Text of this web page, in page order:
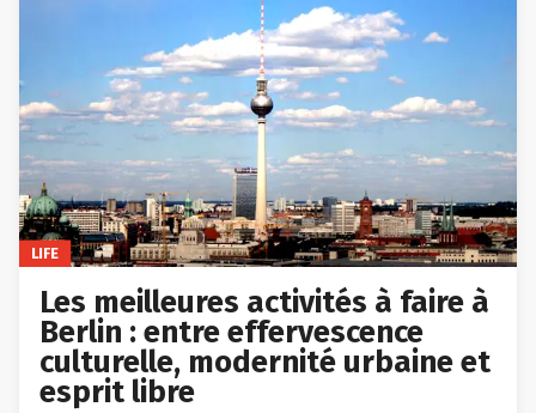
LIFE
Les meilleures activités à faire à
Berlin : entre effervescence
culturelle, modernité urbaine et
esprit libre